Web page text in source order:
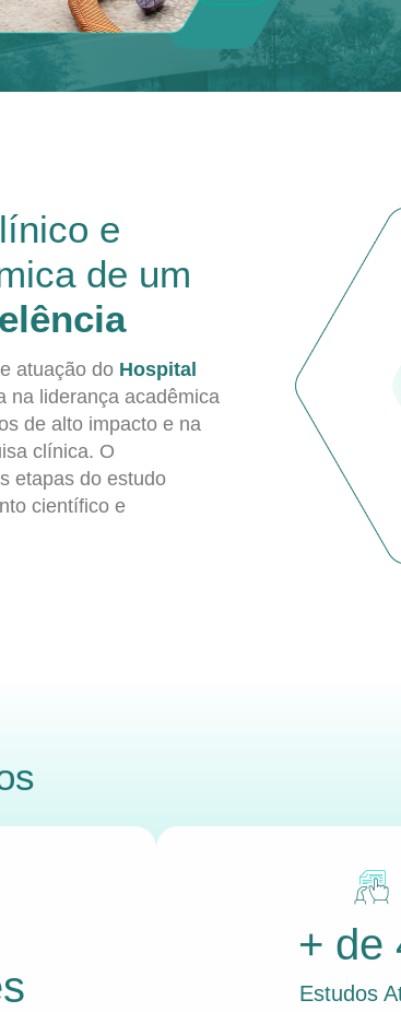
e
de um
atuação do Hospital
na liderança acadêmica
de alto impacto e na
clínica. O
etapas do estudo
científico e
+ de
Estudos